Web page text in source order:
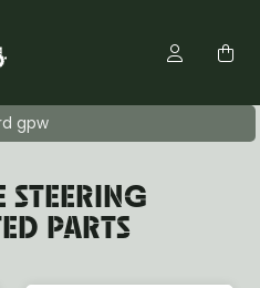
gpw
PARTS